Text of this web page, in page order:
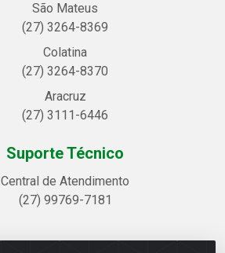
São Mateus
(27) 3264-8369
Colatina
(27) 3264-8370
Aracruz
(27) 3111-6446
Suporte Técnico
Central de Atendimento
(27) 99769-7181